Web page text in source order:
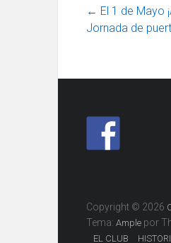
← El 1 de Mayo
Jornada de
Copyright © 2026
Tema: Ample por
EL CLUB